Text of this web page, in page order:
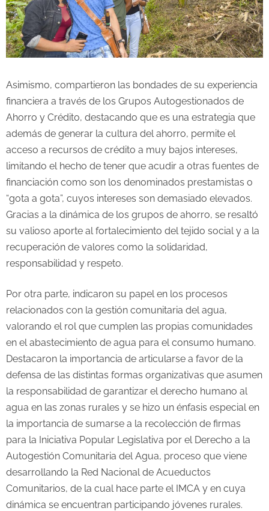
Asimismo, compartieron las bondades de su experiencia
financiera a través de los Grupos Autogestionados de
Ahorro y Crédito, destacando que es una estrategia que
además de generar la cultura del ahorro, permite el
acceso a recursos de crédito a muy bajos intereses,
limitando el hecho de tener que acudir a otras fuentes de
financiación como son los denominados prestamistas o
“gota a gota”, cuyos intereses son demasiado elevados.
Gracias a la dinámica de los grupos de ahorro, se resaltó
su valioso aporte al fortalecimiento del tejido social y a la
recuperación de valores como la solidaridad,
responsabilidad y respeto.
Por otra parte, indicaron su papel en los procesos
relacionados con la gestión comunitaria del agua,
valorando el rol que cumplen las propias comunidades
en el abastecimiento de agua para el consumo humano.
Destacaron la importancia de articularse a favor de la
defensa de las distintas formas organizativas que asumen
la responsabilidad de garantizar el derecho humano al
agua en las zonas rurales y se hizo un énfasis especial en
la importancia de sumarse a la recolección de firmas
para la Iniciativa Popular Legislativa por el Derecho a la
Autogestión Comunitaria del Agua, proceso que viene
desarrollando la Red Nacional de Acueductos
Comunitarios, de la cual hace parte el IMCA y en cuya
dinámica se encuentran participando jóvenes rurales.